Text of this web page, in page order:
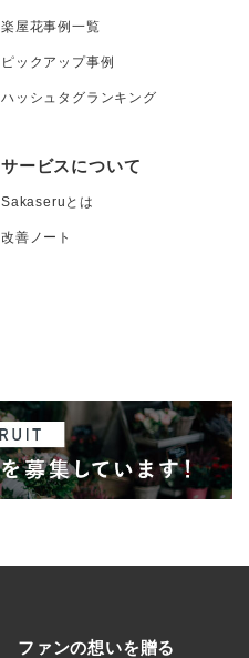
楽屋花事例一覧
ピックアップ事例
ハッシュタグランキング
サービスについて
Sakaseruとは
改善ノート
ファンの想いを贈る